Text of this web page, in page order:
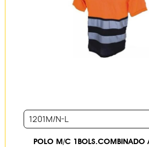
1201M/N-L
POLO M/C 1BOLS.COMBINADO